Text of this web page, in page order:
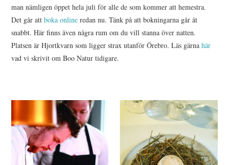
VI MÖTER
VI SPANAR PÅ
man nämligen öppet hela juli för alle de som kommer att hemestra.
Det går attboka online redan nu. Tänk på att bokningarna går åt
snabbt. Här finns även några rum om du vill stanna över natten.
Platsen är Hjortkvarn som ligger strax utanför Örebro. Läs gärnahär
vad vi skrivit om Boo Natur tidigare.